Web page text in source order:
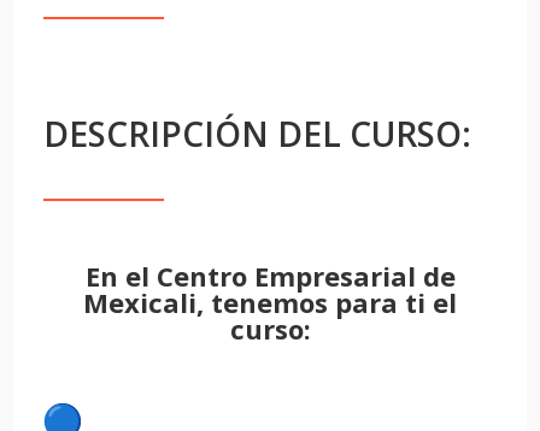
DESCRIPCIÓN DEL CURSO:
En el Centro Empresarial de
Mexicali, tenemos para ti el
curso: